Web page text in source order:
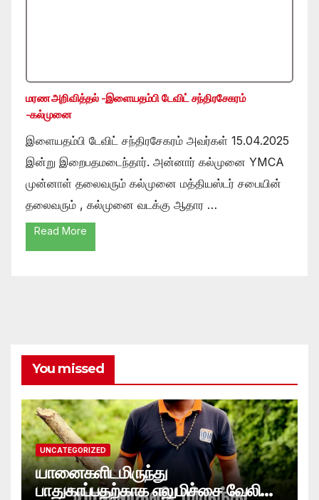
மரண அறிவித்தல் -இளையதம்பி டேவிட் சந்திரசேகரம்
-கல்முனை
இளையதம்பி டேவிட் சந்திரசேகரம் அவர்கள் 15.04.2025
இன்று இறைபதமடைந்தார். அன்னார் கல்முனை YMCA
முன்னாள் தலைவரும் கல்முனை மத்தியஸ்டர் சபையின்
தலைவரும் , கல்முனை வடக்கு ஆதார …
Read More
You missed
UNCATEGORIZED
யானைகளிடமிருந்து
பாதுகாப்பதற்காக எலுமிச்சை வேலி